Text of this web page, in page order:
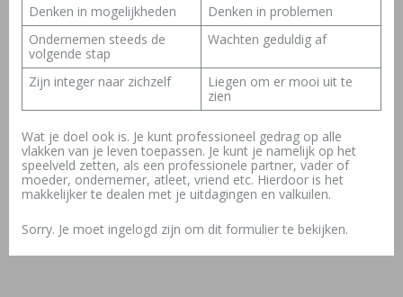
Denken in mogelijkheden
Denken in problemen
Ondernemen steeds de
volgende stap
Wachten geduldig af
Zijn integer naar zichzelf
Liegen om er mooi uit te
zien
Wat je doel ook is. Je kunt professioneel gedrag op alle
vlakken van je leven toepassen. Je kunt je namelijk op het
speelveld zetten, als een professionele partner, vader of
moeder, ondernemer, atleet, vriend etc. Hierdoor is het
makkelijker te dealen met je uitdagingen en valkuilen.
Sorry. Je moet ingelogd zijn om dit formulier te bekijken.